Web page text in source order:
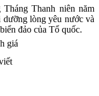
Thanh niên năm
dưỡng lòng yêu nước và
đảo của Tổ quốc.
giá